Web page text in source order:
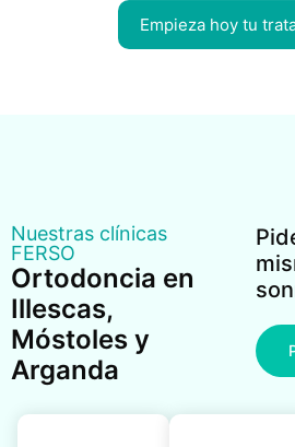
Empieza hoy tu
Nuestras clínicas
FERSO
Ortodoncia en
Illescas,
Móstoles y
Arganda